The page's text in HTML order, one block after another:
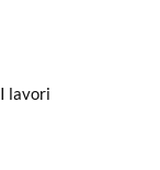
I lavori